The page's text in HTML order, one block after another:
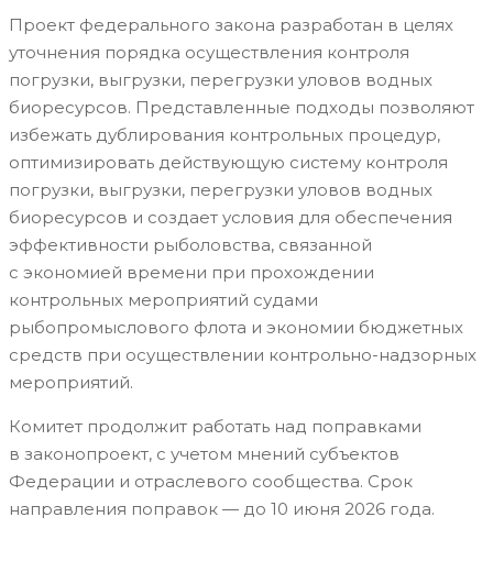
Проект федерального закона разработан в целях
уточнения порядка осуществления контроля
погрузки, выгрузки, перегрузки уловов водных
биоресурсов. Представленные подходы позволяют
избежать дублирования контрольных процедур,
оптимизировать действующую систему контроля
погрузки, выгрузки, перегрузки уловов водных
биоресурсов и создает условия для обеспечения
эффективности рыболовства, связанной
с экономией времени при прохождении
контрольных мероприятий судами
рыбопромыслового флота и экономии бюджетных
средств при осуществлении контрольно-надзорных
мероприятий.
Комитет продолжит работать над поправками
в законопроект, с учетом мнений субъектов
Федерации и отраслевого сообщества. Срок
направления поправок — до 10 июня 2026 года.